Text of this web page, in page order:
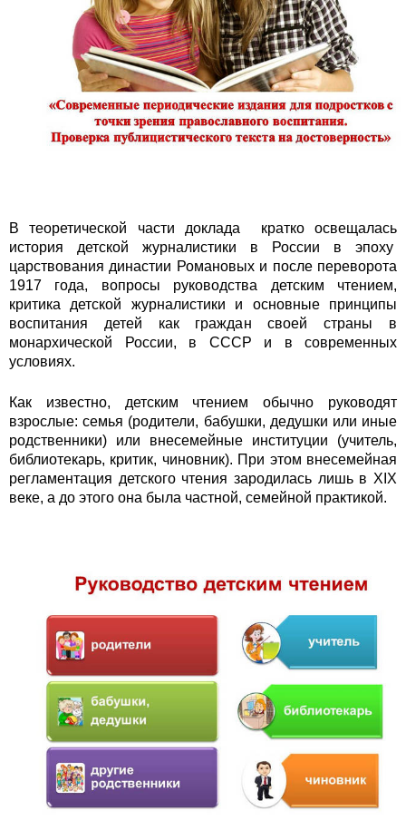
В теоретической части доклада кратко освещалась
история детской журналистики в России в эпоху
царствования династии Романовых и после переворота
1917 года, вопросы руководства детским чтением,
критика детской журналистики и основные принципы
воспитания детей как граждан своей страны в
монархической России, в СССР и в современных
условиях.
Как известно, детским чтением обычно руководят
взрослые: семья (родители, бабушки, дедушки или иные
родственники) или внесемейные институции (учитель,
библиотекарь, критик, чиновник). При этом внесемейная
регламентация детского чтения зародилась лишь в XIX
веке, а до этого она была частной, семейной практикой.